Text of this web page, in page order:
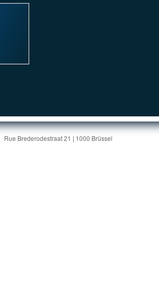
Rue Brederodestraat 21 | 1000 Brüssel